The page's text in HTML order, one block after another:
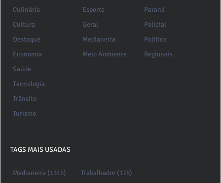
Culinária
Cultura
Destaque
Economia
Esporte
Geral
Medianeira
Meio Ambiente
Paraná
Policial
Política
Regionais
Saúde
Tecnologia
Trânsito
Turismo
TAGS MAIS USADAS
Medianeira (1315)
Trabalhador (178)